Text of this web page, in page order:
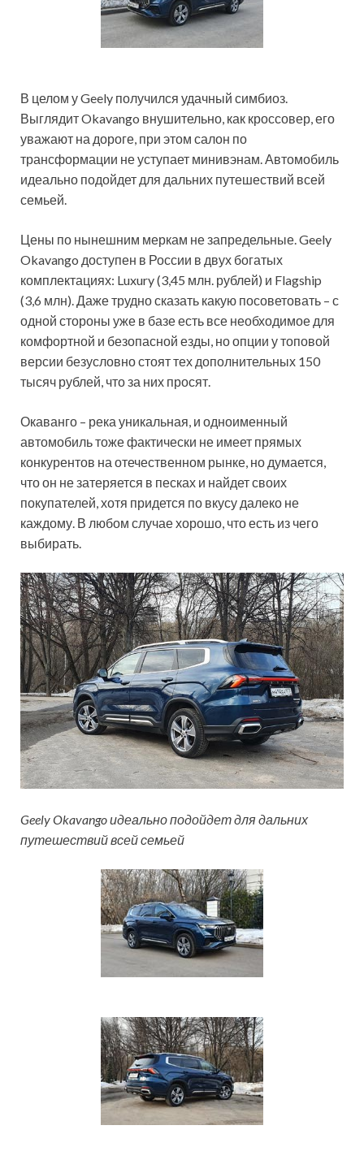
В целом у Geely получился удачный симбиоз.
Выглядит Okavango внушительно, как кроссовер, его
уважают на дороге, при этом салон по
трансформации не уступает минивэнам. Автомобиль
идеально подойдет для дальних путешествий всей
семьей.
Цены по нынешним меркам не запредельные. Geely
Okavango доступен в России в двух богатых
комплектациях: Luxury (3,45 млн. рублей) и Flagship
(3,6 млн). Даже трудно сказать какую посоветовать – с
одной стороны уже в базе есть все необходимое для
комфортной и безопасной езды, но опции у топовой
версии безусловно стоят тех дополнительных 150
тысяч рублей, что за них просят.
Окаванго – река уникальная, и одноименный
автомобиль тоже фактически не имеет прямых
конкурентов на отечественном рынке, но думается,
что он не затеряется в песках и найдет своих
покупателей, хотя придется по вкусу далеко не
каждому. В любом случае хорошо, что есть из чего
выбирать.
Geely Okavango идеально подойдет для дальних
путешествий всей семьей